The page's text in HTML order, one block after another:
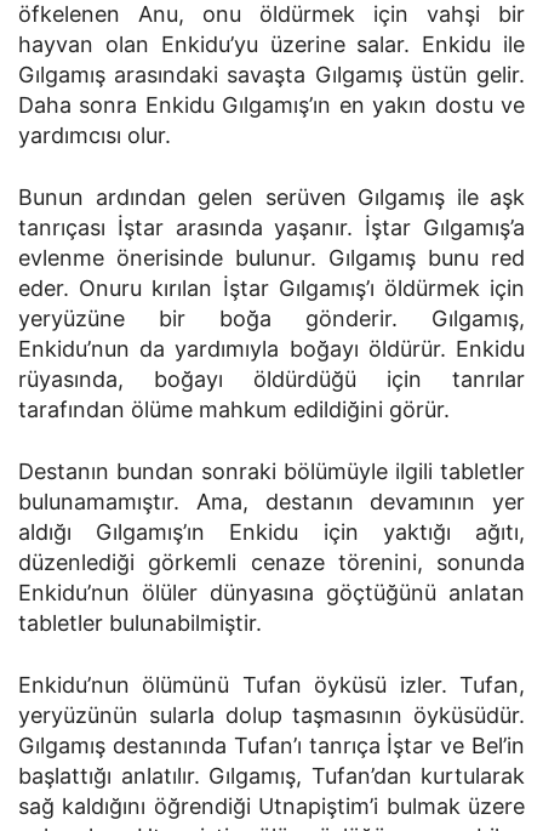
öfkelenen Anu, onu öldürmek için vahşi bir
hayvan olan Enkidu’yu üzerine salar. Enkidu ile
Gılgamış arasındaki savaşta Gılgamış üstün gelir.
Daha sonra Enkidu Gılgamış’ın en yakın dostu ve
yardımcısı olur.
Bunun ardından gelen serüven Gılgamış ile aşk
tanrıçası İştar arasında yaşanır. İştar Gılgamış’a
evlenme önerisinde bulunur. Gılgamış bunu red
eder. Onuru kırılan İştar Gılgamış’ı öldürmek için
yeryüzüne bir boğa gönderir. Gılgamış,
Enkidu’nun da yardımıyla boğayı öldürür. Enkidu
rüyasında, boğayı öldürdüğü için tanrılar
tarafından ölüme mahkum edildiğini görür.
Destanın bundan sonraki bölümüyle ilgili tabletler
bulunamamıştır. Ama, destanın devamının yer
aldığı Gılgamış’ın Enkidu için yaktığı ağıtı,
düzenlediği görkemli cenaze törenini, sonunda
Enkidu’nun ölüler dünyasına göçtüğünü anlatan
tabletler bulunabilmiştir.
Enkidu’nun ölümünü Tufan öyküsü izler. Tufan,
yeryüzünün sularla dolup taşmasının öyküsüdür.
Gılgamış destanında Tufan’ı tanrıça İştar ve Bel’in
başlattığı anlatılır. Gılgamış, Tufan’dan kurtularak
sağ kaldığını öğrendiği Utnapiştim’i bulmak üzere